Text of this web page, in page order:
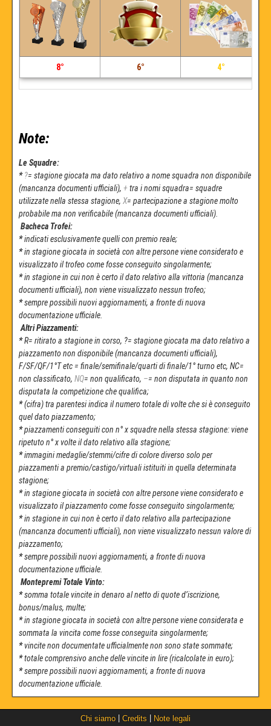
8° 6° 4°
Note:
Le Squadre:
* ?= stagione giocata ma dato relativo a nome squadra non disponibile
(mancanza documenti ufficiali), + tra i nomi squadra= squadre
utilizzate nella stessa stagione, X= partecipazione a stagione molto
probabile ma non verificabile (mancanza documenti ufficiali).
Bacheca Trofei:
*indicati esclusivamente quelli con premio reale;
*in stagione giocata in società con altre persone viene considerato e
visualizzato il trofeo come fosse conseguito singolarmente;
*in stagione in cui non è certo il dato relativo alla vittoria (mancanza
documenti ufficiali), non viene visualizzato nessun trofeo;
*sempre possibili nuovi aggiornamenti, a fronte di nuova
documentazione ufficiale.
Altri Piazzamenti:
*R= ritirato a stagione in corso, ?= stagione giocata ma dato relativo a
piazzamento non disponibile (mancanza documenti ufficiali),
F/SF/QF/1°T etc = finale/semifinale/quarti di finale/1° turno etc, NC=
non classificato, NQ= non qualificato, –= non disputata in quanto non
disputata la competizione che qualifica;
*(cifra) tra parentesi indica il numero totale di volte che si è conseguito
quel dato piazzamento;
*piazzamenti conseguiti con n° x squadre nella stessa stagione: viene
ripetuto n° x volte il dato relativo alla stagione;
*immagini medaglie/stemmi/cifre di colore diverso solo per
piazzamenti a premio/castigo/virtuali istituiti in quella determinata
stagione;
*in stagione giocata in società con altre persone viene considerato e
visualizzato il piazzamento come fosse conseguito singolarmente;
*in stagione in cui non è certo il dato relativo alla partecipazione
(mancanza documenti ufficiali), non viene visualizzato nessun valore di
piazzamento;
*sempre possibili nuovi aggiornamenti, a fronte di nuova
documentazione ufficiale.
Montepremi Totale Vinto:
*somma totale vincite in denaro al netto di quote d’iscrizione,
bonus/malus, multe;
*in stagione giocata in società con altre persone viene considerata e
sommata la vincita come fosse conseguita singolarmente;
*vincite non documentate ufficialmente non sono state sommate;
*totale comprensivo anche delle vincite in lire (ricalcolate in euro);
*sempre possibili nuovi aggiornamenti, a fronte di nuova
documentazione ufficiale.
Chi siamo Credits Note legali